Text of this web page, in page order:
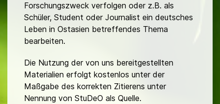
Forschungszweck verfolgen oder z.B. als
Schüler, Student oder Journalist ein deutsches
Leben in Ostasien betreffendes Thema
bearbeiten.
Die Nutzung der von uns bereitgestellten
Materialien erfolgt kostenlos unter der
Maßgabe des korrekten Zitierens unter
Nennung von StuDeO als Quelle.